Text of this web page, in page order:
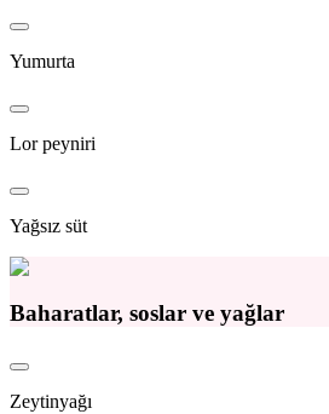
Yumurta
Lor peyniri
Yağsız süt
Baharatlar, soslar ve yağlar
Zeytinyağı